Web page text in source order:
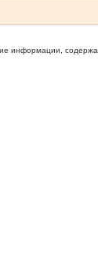
информации,